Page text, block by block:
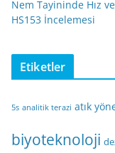
Nem Tayininde Hız
HS153 İncelemesi
Etiketler
5s analitik terazi atık
biyoteknoloji